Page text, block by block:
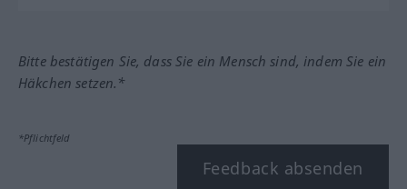
Bitte bestätigen Sie, dass Sie ein Mensch sind, indem Sie ein
Häkchen setzen.*
*Pflichtfeld
Feedback absenden